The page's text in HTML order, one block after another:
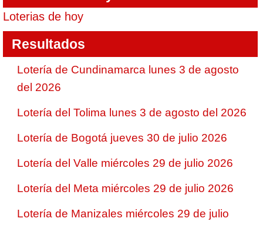
Loterias de hoy
Resultados
Lotería de Cundinamarca lunes 3 de agosto
del 2026
Lotería del Tolima lunes 3 de agosto del 2026
Lotería de Bogotá jueves 30 de julio 2026
Lotería del Valle miércoles 29 de julio 2026
Lotería del Meta miércoles 29 de julio 2026
Lotería de Manizales miércoles 29 de julio